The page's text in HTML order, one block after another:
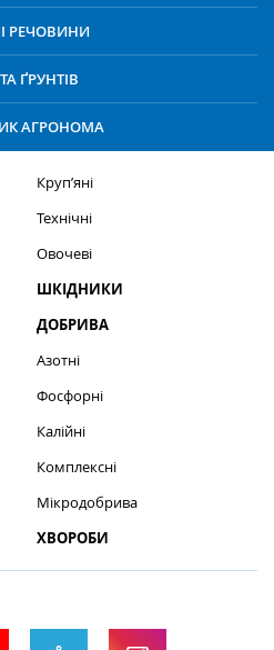
РЕЧОВИНИ
ҐРУНТІВ
АГРОНОМА
Круп’яні
Технічні
Овочеві
ШКІДНИКИ
ДОБРИВА
Азотні
Фосфорні
Калійні
Комплексні
Мікродобрива
ХВОРОБИ